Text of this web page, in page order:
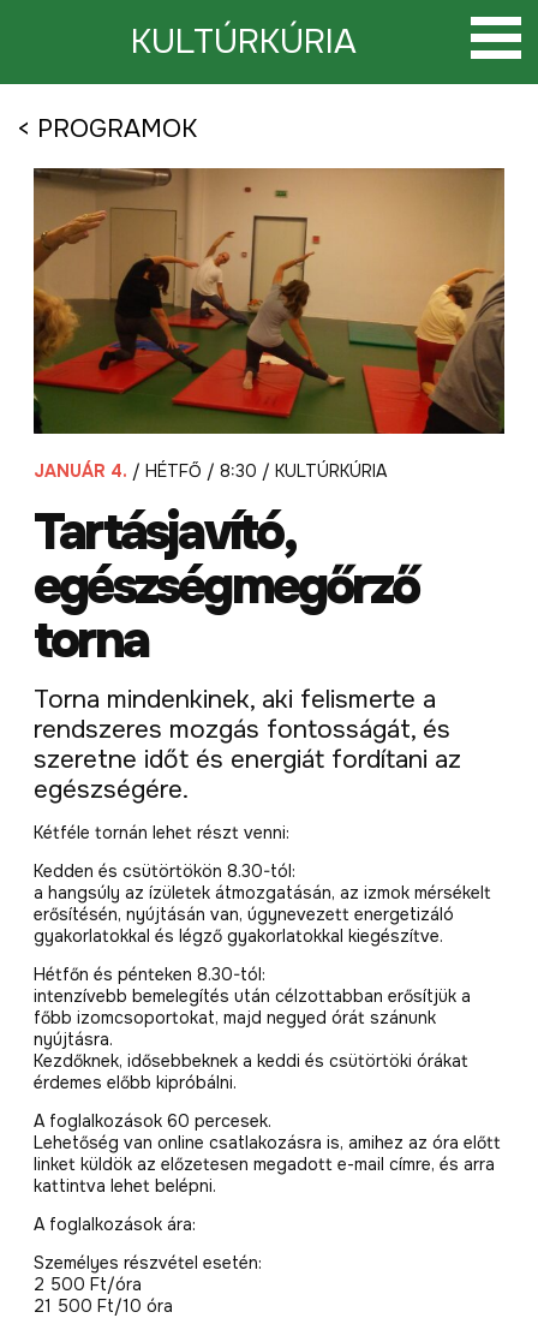
KULTÚRKÚRIA
< PROGRAMOK
JANUÁR 4. / HÉTFŐ / 8:30 / KULTÚRKÚRIA
Tartásjavító,
egészségmegőrző
torna
Torna mindenkinek, aki felismerte a
rendszeres mozgás fontosságát, és
szeretne időt és energiát fordítani az
egészségére.
Kétféle tornán lehet részt venni:
Kedden és csütörtökön 8.30-tól:
a hangsúly az ízületek átmozgatásán, az izmok mérsékelt
erősítésén, nyújtásán van, úgynevezett energetizáló
gyakorlatokkal és légző gyakorlatokkal kiegészítve.
Hétfőn és pénteken 8.30-tól:
intenzívebb bemelegítés után célzottabban erősítjük a
főbb izomcsoportokat, majd negyed órát szánunk
nyújtásra.
Kezdőknek, idősebbeknek a keddi és csütörtöki órákat
érdemes előbb kipróbálni.
A foglalkozások 60 percesek.
Lehetőség van online csatlakozásra is, amihez az óra előtt
linket küldök az előzetesen megadott e-mail címre, és arra
kattintva lehet belépni.
A foglalkozások ára:
Személyes részvétel esetén:
2 500 Ft/óra
21 500 Ft/10 óra